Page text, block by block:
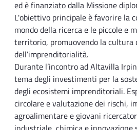
ed è finanziato dalla Missione
L'obiettivo principale è favorire la
mondo della ricerca e le piccole e
territorio, promuovendo la cultura
dell’imprenditorialità.
Durante l’incontro ad Altavilla
tema degli investimenti per la
degli ecosistemi imprenditoriali.
circolare e valutazione dei rischi,
agroalimentare e giovani